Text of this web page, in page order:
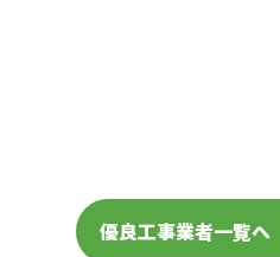
優良工事業者一覧へ